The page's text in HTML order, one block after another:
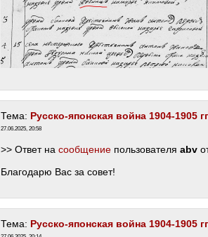
Тема: Русско-японская война 1904-1905 гг
27.06.2025, 20:58
>> Ответ на сообщение пользователя abv
Благодарю Вас за совет!
Тема: Русско-японская война 1904-1905 гг